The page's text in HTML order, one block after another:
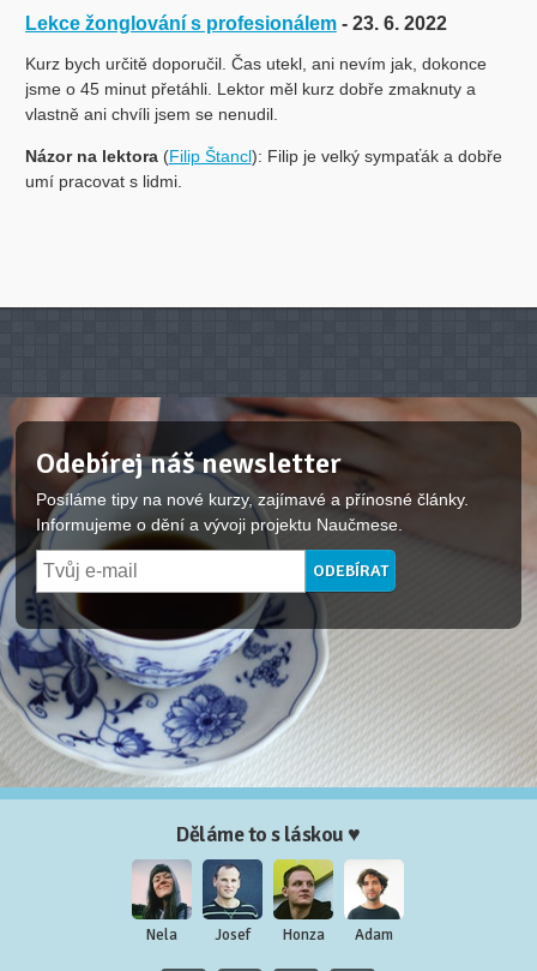
Lekce žonglování s profesionálem - 23. 6. 2022
Kurz bych určitě doporučil. Čas utekl, ani nevím jak, dokonce
jsme o 45 minut přetáhli. Lektor měl kurz dobře zmaknuty a
vlastně ani chvíli jsem se nenudil.
Názor na lektora(Filip Štancl): Filip je velký sympaťák a dobře
umí pracovat s lidmi.
Odebírej náš newsletter
Posíláme tipy na nové kurzy, zajímavé a přínosné články.
Informujeme o dění a vývoji projektu Naučmese.
Děláme to s láskou ♥
Nela Josef Honza Adam